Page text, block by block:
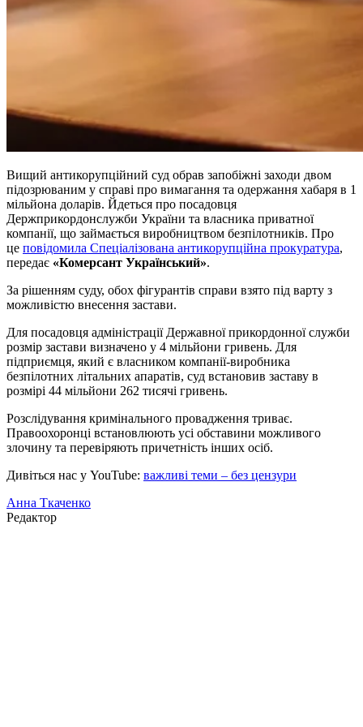
Вищий антикорупційний суд обрав запобіжні заходи двом
підозрюваним у справі про вимагання та одержання хабаря в 1
мільйона доларів. Йдеться про посадовця
Держприкордонслужби України та власника приватної
компанії, що займається виробництвом безпілотників. Про
це повідомила Спеціалізована антикорупційна прокуратура,
передає «Комерсант Український».
За рішенням суду, обох фігурантів справи взято під варту з
можливістю внесення застави.
Для посадовця адміністрації Державної прикордонної служби
розмір застави визначено у 4 мільйони гривень. Для
підприємця, який є власником компанії-виробника
безпілотних літальних апаратів, суд встановив заставу в
розмірі 44 мільйони 262 тисячі гривень.
Розслідування кримінального провадження триває.
Правоохоронці встановлюють усі обставини можливого
злочину та перевіряють причетність інших осіб.
Дивіться нас у YouTube: важливі теми – без цензури
Анна Ткаченко
Редактор